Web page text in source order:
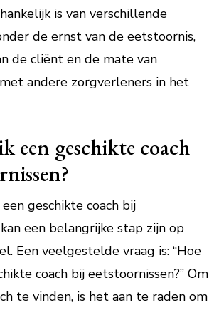
is van verschillende
de ernst van de eetstoornis,
de cliënt en de mate van
andere zorgverleners in het
een geschikte coach
geschikte coach bij
een belangrijke stap zijn op
Een veelgestelde vraag is: “Hoe
coach bij eetstoornissen?” Om
te vinden, is het aan te raden om